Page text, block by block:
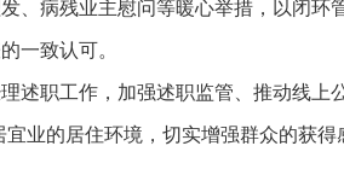
、病残业主慰问等暖心举措，以闭
一致认可。
述职工作，加强述职监管、推动线
业的居住环境，切实增强群众的获得